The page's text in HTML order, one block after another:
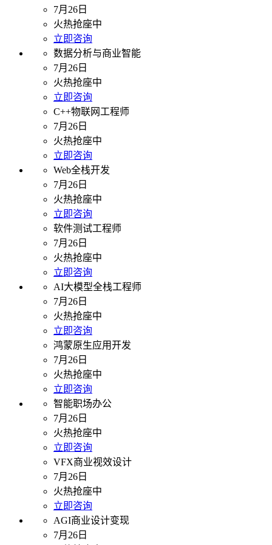
7月26日
火热抢座中
立即咨询
数据分析与商业智能
7月26日
火热抢座中
立即咨询
C++物联网工程师
7月26日
火热抢座中
立即咨询
Web全栈开发
7月26日
火热抢座中
立即咨询
软件测试工程师
7月26日
火热抢座中
立即咨询
AI大模型全栈工程师
7月26日
火热抢座中
立即咨询
鸿蒙原生应用开发
7月26日
火热抢座中
立即咨询
智能职场办公
7月26日
火热抢座中
立即咨询
VFX商业视效设计
7月26日
火热抢座中
立即咨询
AGI商业设计变现
7月26日